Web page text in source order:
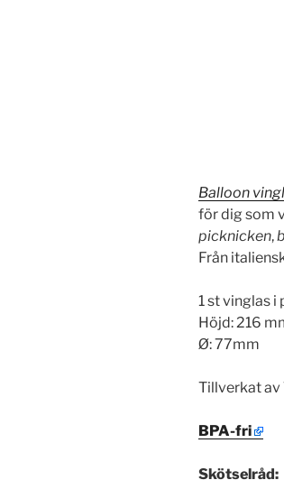
Balloon
för dig som
picknicken,
Från
1 st vinglas i
Höjd: 216
Ø: 77mm
Tillverkat av
BPA-fri
Skötselråd: